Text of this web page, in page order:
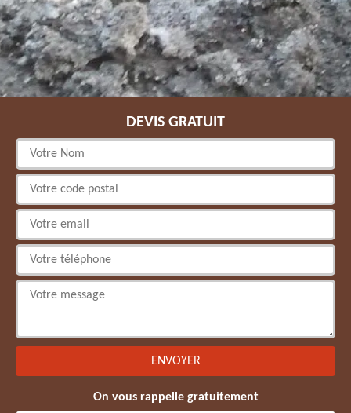
DEVIS GRATUIT
On vous rappelle gratuitement